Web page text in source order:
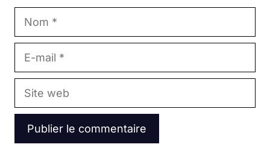
Site
web